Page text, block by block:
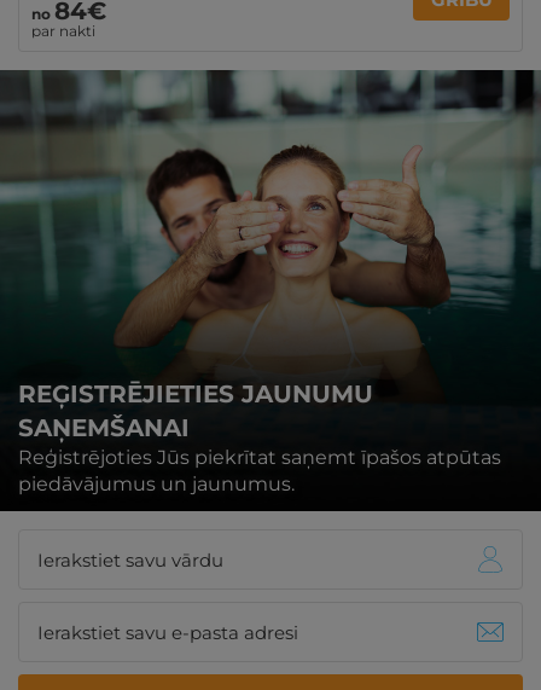
no 84€
par nakti
REĢISTRĒJIETIES JAUNUMU
SAŅEMŠANAI
Reģistrējoties Jūs piekrītat saņemt īpašos atpūtas
piedāvājumus un jaunumus.